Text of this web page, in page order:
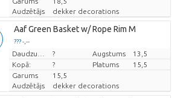
Audzētājs
dekker decorations
Aaf Green Basket w/ Rope Rim M
??? -,--
Cena par vienību
? Augstums
13,5
Kopā:
? Platums
15,5
Garums
15,5
Audzētājs
dekker decorations